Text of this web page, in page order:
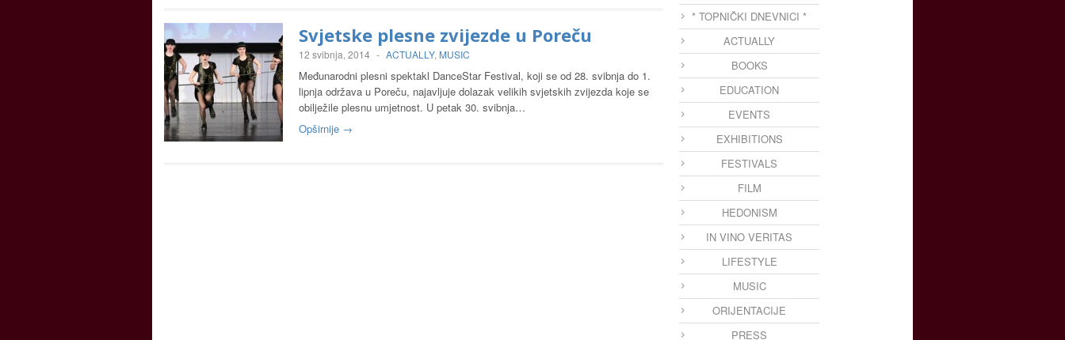
Svjetske plesne zvijezde u Poreču
12 svibnja, 2014 - ACTUALLY, MUSIC
Međunarodni plesni spektakl DanceStar Festival, koji se od 28. svibnja do 1.
lipnja održava u Poreču, najavljuje dolazak velikih svjetskih zvijezda koje se
obilježile plesnu umjetnost. U petak 30. svibnja…
Opširnije →
* TOPNIČKI DNEVNICI *
ACTUALLY
BOOKS
EDUCATION
EVENTS
EXHIBITIONS
FESTIVALS
FILM
HEDONISM
IN VINO VERITAS
LIFESTYLE
MUSIC
ORIJENTACIJE
PRESS